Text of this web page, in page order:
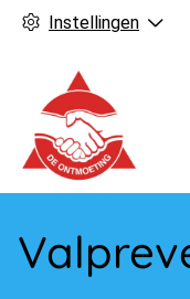
Instellingen